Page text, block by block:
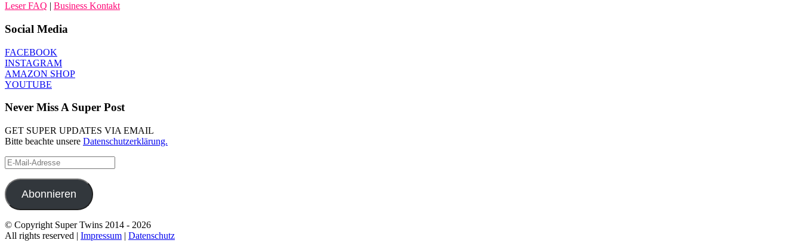
Leser FAQ | Business Kontakt
Social Media
FACEBOOK
INSTAGRAM
AMAZON SHOP
YOUTUBE
Never Miss A Super Post
GET SUPER UPDATES VIA EMAIL
Bitte beachte unsere Datenschutzerklärung.
E-
Mail-
Adresse
Abonnieren
© Copyright Super Twins 2014 - 2026
All rights reserved | Impressum | Datenschutz